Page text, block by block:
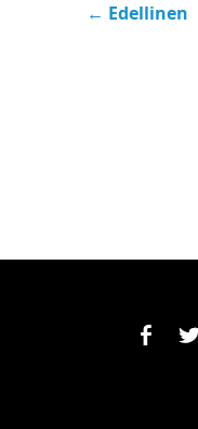
← Edellinen
b